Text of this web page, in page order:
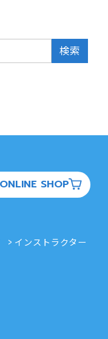
検索
ONLINE SHOP
インストラクター